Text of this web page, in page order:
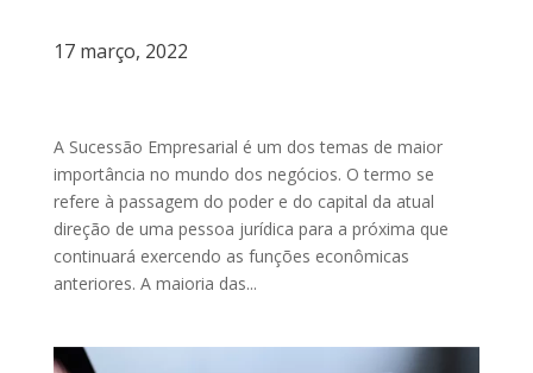
17 março, 2022
A Sucessão Empresarial é um dos temas de maior
importância no mundo dos negócios. O termo se
refere à passagem do poder e do capital da atual
direção de uma pessoa jurídica para a próxima que
continuará exercendo as funções econômicas
anteriores. A maioria das...